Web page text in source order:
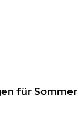
für